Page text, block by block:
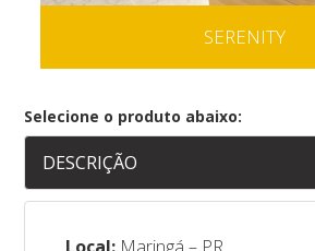
SERENITY
Selecione o produto abaixo: